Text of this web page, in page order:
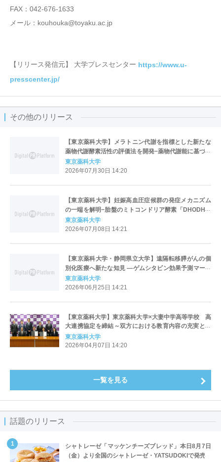
FAX：042-676-1633
メール：kouhouka@toyaku.ac.jp
【リリース発信元】 大学プレスセンター https://www.u-
presscenter.jp/
その他のリリース
【東京薬科大学】メラトニン代謝を指標とした新たな
薬物代謝酵素活性の評価法を開発−薬物代謝能に基づく
個別化医療への応用に期待−
東京薬科大学
2026年07月30日 14:20
【東京薬科大学】妊娠高血圧症候群の発症メカニズム
の一端を解明−胎盤のミトコンドリア酵素「DHODH」
の低下が細胞膜をかたくし、胎盤形成に必須の細胞融
合を妨げる−
東京薬科大学
2026年07月08日 14:21
【東京薬科大学・静岡県立大学】遠隔転移膵がんの個
別化医療へ新たな知見 ―ゲムシタビン効果予測マーカ
ー候補を見出した大学・病院連携による多機関共同研
究―
東京薬科大学
2026年06月25日 14:21
【東京薬科大学】東京薬科大学×大妻中学高等学校 高
大連携協定を締結～双方における教育内容の充実と生
徒及び学生の資質向上を図る～
東京薬科大学
2026年04月07日 14:20
一覧を見る
話題のリリース
シャトレーゼ「マッケンチーズブレッド」本日8月7日
（金）より全国のシャトレーゼ・YATSUDOKIで発売